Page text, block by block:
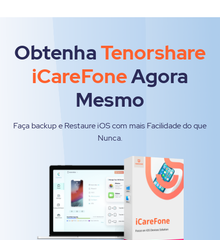
ObtenhaTenorshare
iCareFoneAgora
Mesmo
Faça backup e Restaure iOS com mais Facilidade do que
Nunca.